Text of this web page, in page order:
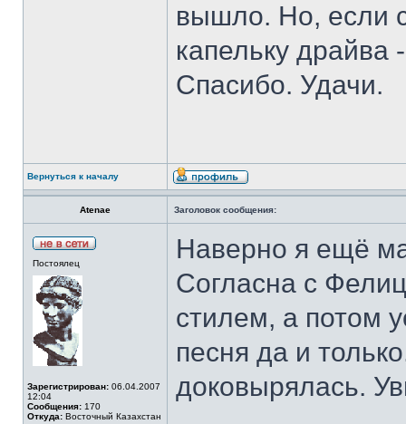
вышло. Но, если
капельку
Спасибо. Удачи.
Вернуться к началу
Atenae Заголовок сообщения:
Постоялец
Зарегистрирован: 06.04.2007
12:04
Сообщения: 170
Откуда: Восточный Казахстан
Наверно я ещё
Согласна с
стилем, а потом
песня да и
доковырялась.